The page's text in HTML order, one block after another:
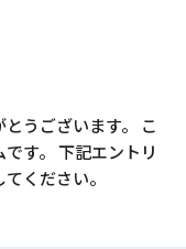
うございます。
こ
す。 下記エントリ
ください。